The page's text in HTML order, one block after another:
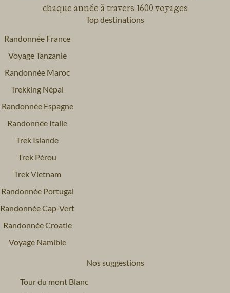
chaque année à travers 1600 voyages
Top destinations
Randonnée France
Voyage Tanzanie
Randonnée Maroc
Trekking Népal
Randonnée Espagne
Randonnée Italie
Trek Islande
Trek Pérou
Trek Vietnam
Randonnée Portugal
Randonnée Cap-Vert
Randonnée Croatie
Voyage Namibie
Nos suggestions
Tour du mont Blanc